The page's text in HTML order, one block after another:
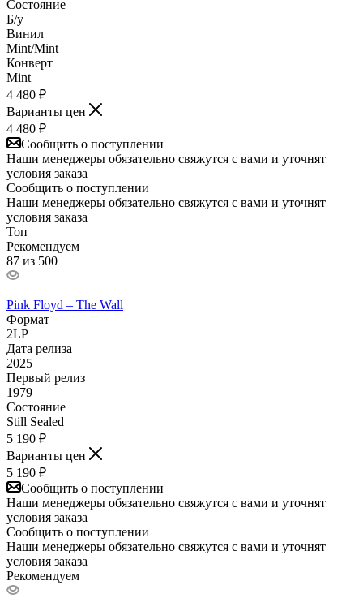
Состояние
Б/у
Винил
Mint/Mint
Конверт
Mint
4 480 ₽
Варианты цен
4 480 ₽
Сообщить о поступлении
Наши менеджеры обязательно свяжутся с вами и уточнят
условия заказа
Сообщить о поступлении
Наши менеджеры обязательно свяжутся с вами и уточнят
условия заказа
Топ
Рекомендуем
87 из 500
Pink Floyd – The Wall
Формат
2LP
Дата релиза
2025
Первый релиз
1979
Состояние
Still Sealed
5 190 ₽
Варианты цен
5 190 ₽
Сообщить о поступлении
Наши менеджеры обязательно свяжутся с вами и уточнят
условия заказа
Сообщить о поступлении
Наши менеджеры обязательно свяжутся с вами и уточнят
условия заказа
Рекомендуем